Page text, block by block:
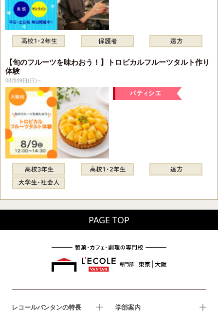
【旬のフルーツを味わおう！】トロピカルフルーツタルト作り
体験
08月09日(日)～
PAGE TOP
レコールバンタンの特長 学部案内